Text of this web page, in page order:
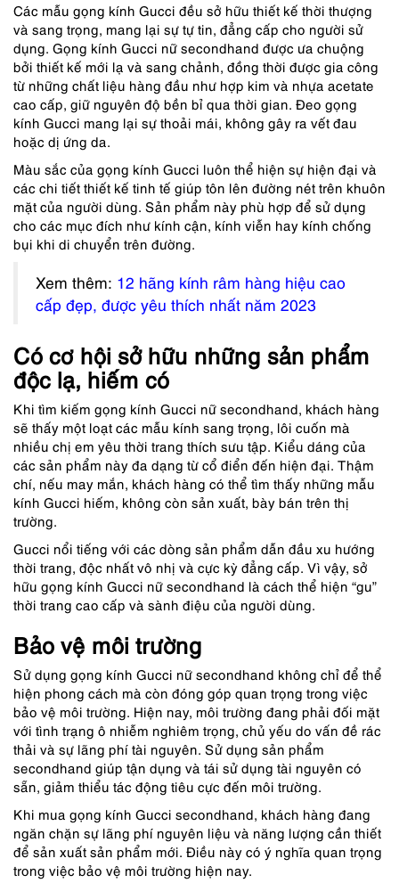
Các mẫu gọng kính Gucci đều sở hữu thiết kế thời thượng
và sang trọng, mang lại sự tự tin, đẳng cấp cho người sử
dụng. Gọng kính Gucci nữ secondhand được ưa chuộng
bởi thiết kế mới lạ và sang chảnh, đồng thời được gia công
từ những chất liệu hàng đầu như hợp kim và nhựa acetate
cao cấp, giữ nguyên độ bền bỉ qua thời gian. Đeo gọng
kính Gucci mang lại sự thoải mái, không gây ra vết đau
hoặc dị ứng da.
Màu sắc của gọng kính Gucci luôn thể hiện sự hiện đại và
các chi tiết thiết kế tinh tế giúp tôn lên đường nét trên khuôn
mặt của người dùng. Sản phẩm này phù hợp để sử dụng
cho các mục đích như kính cận, kính viễn hay kính chống
bụi khi di chuyển trên đường.
Xem thêm: 12 hãng kính râm hàng hiệu cao
cấp đẹp, được yêu thích nhất năm 2023
Có cơ hội sở hữu những sản phẩm
độc lạ, hiếm có
Khi tìm kiếm gọng kính Gucci nữ secondhand, khách hàng
sẽ thấy một loạt các mẫu kính sang trọng, lôi cuốn mà
nhiều chị em yêu thời trang thích sưu tập. Kiểu dáng của
các sản phẩm này đa dạng từ cổ điển đến hiện đại. Thậm
chí, nếu may mắn, khách hàng có thể tìm thấy những mẫu
kính Gucci hiếm, không còn sản xuất, bày bán trên thị
trường.
Gucci nổi tiếng với các dòng sản phẩm dẫn đầu xu hướng
thời trang, độc nhất vô nhị và cực kỳ đẳng cấp. Vì vậy, sở
hữu gọng kính Gucci nữ secondhand là cách thể hiện “gu”
thời trang cao cấp và sành điệu của người dùng.
Bảo vệ môi trường
Sử dụng gọng kính Gucci nữ secondhand không chỉ để thể
hiện phong cách mà còn đóng góp quan trọng trong việc
bảo vệ môi trường. Hiện nay, môi trường đang phải đối mặt
với tình trạng ô nhiễm nghiêm trọng, chủ yếu do vấn đề rác
thải và sự lãng phí tài nguyên. Sử dụng sản phẩm
secondhand giúp tận dụng và tái sử dụng tài nguyên có
sẵn, giảm thiểu tác động tiêu cực đến môi trường.
Khi mua gọng kính Gucci secondhand, khách hàng đang
ngăn chặn sự lãng phí nguyên liệu và năng lượng cần thiết
để sản xuất sản phẩm mới. Điều này có ý nghĩa quan trọng
trong việc bảo vệ môi trường hiện nay.